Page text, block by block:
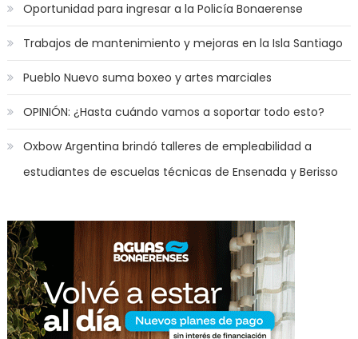
Oportunidad para ingresar a la Policía Bonaerense
Trabajos de mantenimiento y mejoras en la Isla Santiago
Pueblo Nuevo suma boxeo y artes marciales
OPINIÓN: ¿Hasta cuándo vamos a soportar todo esto?
Oxbow Argentina brindó talleres de empleabilidad a
estudiantes de escuelas técnicas de Ensenada y Berisso